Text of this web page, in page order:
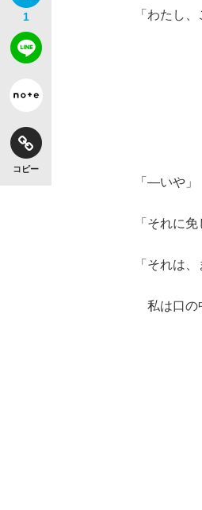
1
コピー
「わたし
「―いや」
「それに
「それは
私は口の